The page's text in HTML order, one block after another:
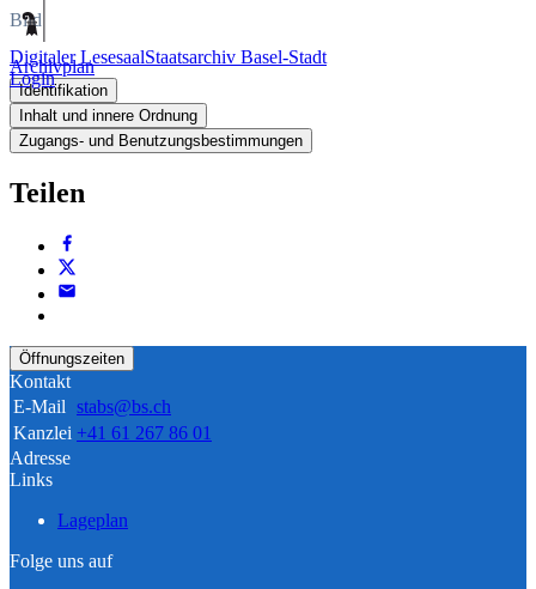
Digitaler LesesaalStaatsarchiv Basel-Stadt
Login
Bild
Archivplan
Identifikation
Inhalt und innere Ordnung
Zugangs- und Benutzungsbestimmungen
Teilen
Öffnungszeiten
Kontakt
E-Mail stabs@bs.ch
Kanzlei +41 61 267 86 01
Adresse
Links
Lageplan
Folge uns auf